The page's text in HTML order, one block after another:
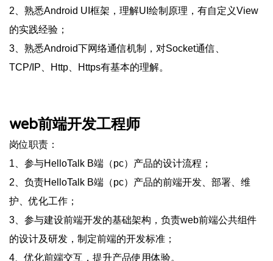
2、熟悉Android UI框架，理解UI绘制原理，有自定义View
的实践经验；
3、熟悉Android下网络通信机制，对Socket通信、
TCP/IP、Http、Https有基本的理解。
web前端开发工程师
岗位职责：
1、参与HelloTalk B端（pc）产品的设计流程；
2、负责HelloTalk B端（pc）产品的前端开发、部署、维
护、优化工作；
3、参与建设前端开发的基础架构，负责web前端公共组件
的设计及研发，制定前端的开发标准；
4、优化前端交互，提升产品使用体验。